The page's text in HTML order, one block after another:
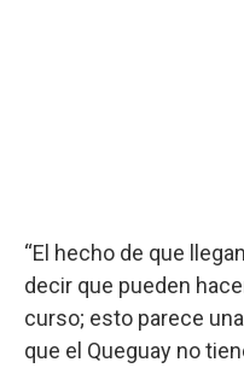
“El hecho de que
decir que pueden
curso; esto parece
que el Queguay no